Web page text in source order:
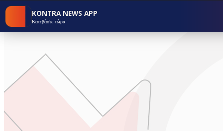
KONTRA NEWS APP
Κατεβάστε τώρα